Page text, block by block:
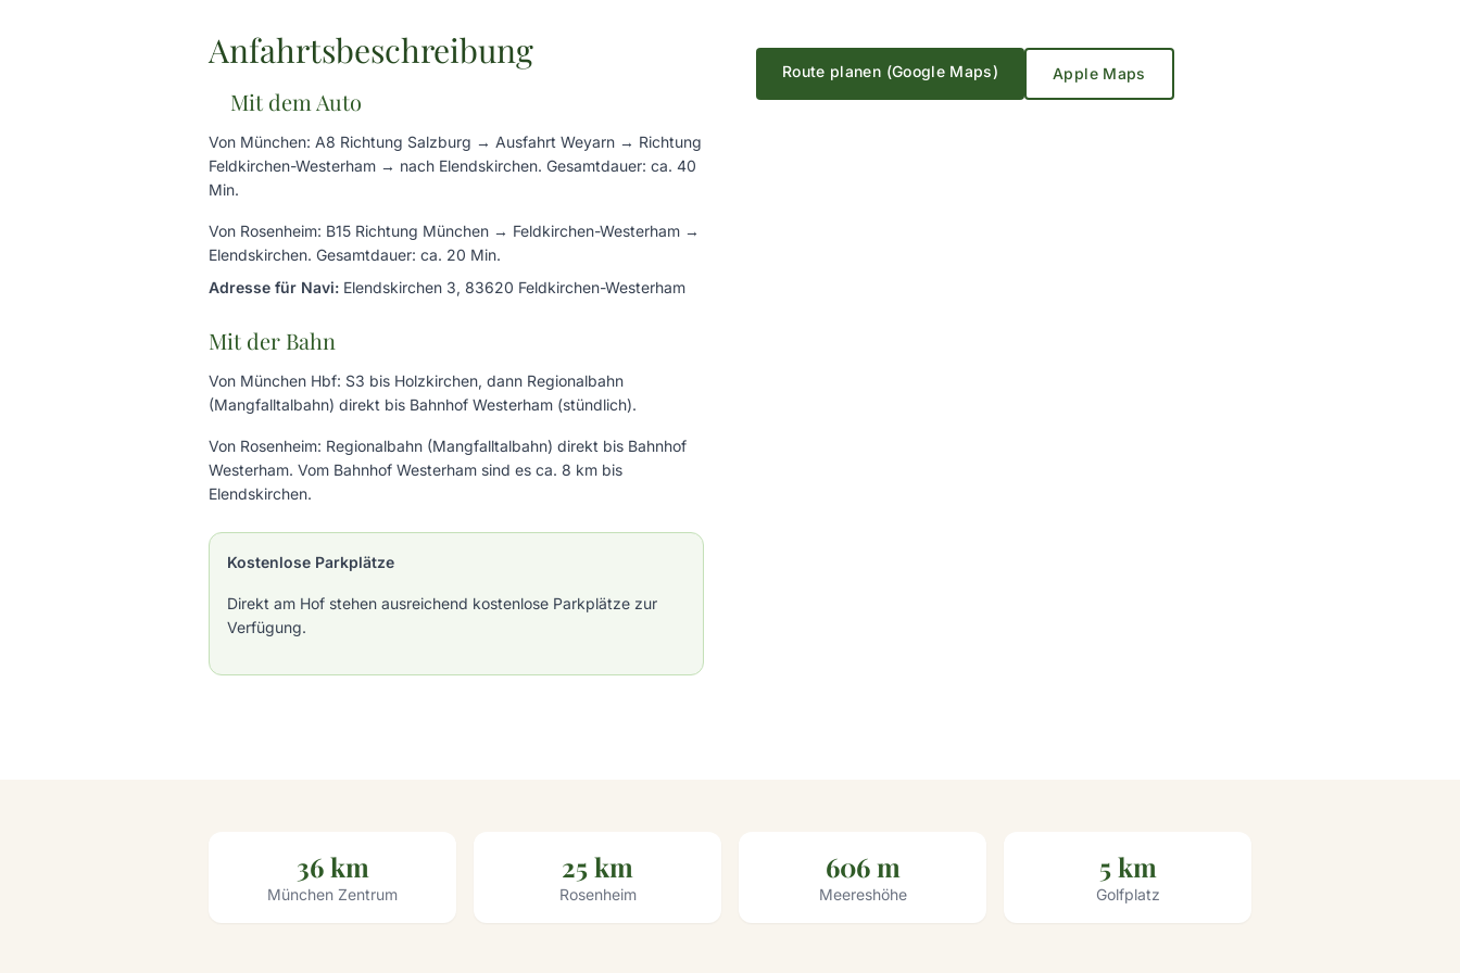
Anfahrtsbeschreibung
Mit dem Auto
Von München: A8 Richtung Salzburg → Ausfahrt Weyarn → Richtung
Feldkirchen-Westerham → nach Elendskirchen. Gesamtdauer: ca. 40
Min.
Von Rosenheim: B15 Richtung München → Feldkirchen-Westerham →
Elendskirchen. Gesamtdauer: ca. 20 Min.
Adresse für Navi: Elendskirchen 3, 83620 Feldkirchen-Westerham
Mit der Bahn
Von München Hbf: S3 bis Holzkirchen, dann Regionalbahn
(Mangfalltalbahn) direkt bis Bahnhof Westerham (stündlich).
Von Rosenheim: Regionalbahn (Mangfalltalbahn) direkt bis Bahnhof
Westerham. Vom Bahnhof Westerham sind es ca. 8 km bis
Elendskirchen.
Kostenlose Parkplätze
Direkt am Hof stehen ausreichend kostenlose Parkplätze zur
Verfügung.
Route planen (Google Maps) Apple Maps
36 km
München Zentrum
25 km
Rosenheim
606 m
Meereshöhe
5 km
Golfplatz